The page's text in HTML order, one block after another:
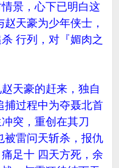
景，心下已明白这
天豪为少年侠士，
行列，对『媚肉之
天豪的赶来，独自
捕过程中为夺聂北首
突，重创在其刀
被雷问天斩杀，报仇
足十 四天方死，余